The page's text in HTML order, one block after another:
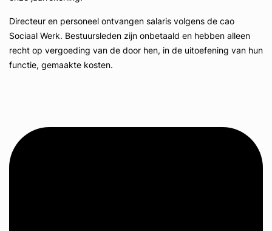
Directeur en personeel ontvangen salaris volgens de cao
Sociaal Werk. Bestuursleden zijn onbetaald en hebben alleen
recht op vergoeding van de door hen, in de uitoefening van hun
functie, gemaakte kosten.